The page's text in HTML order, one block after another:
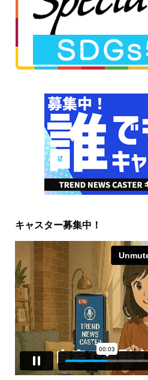
キャスター募集中！